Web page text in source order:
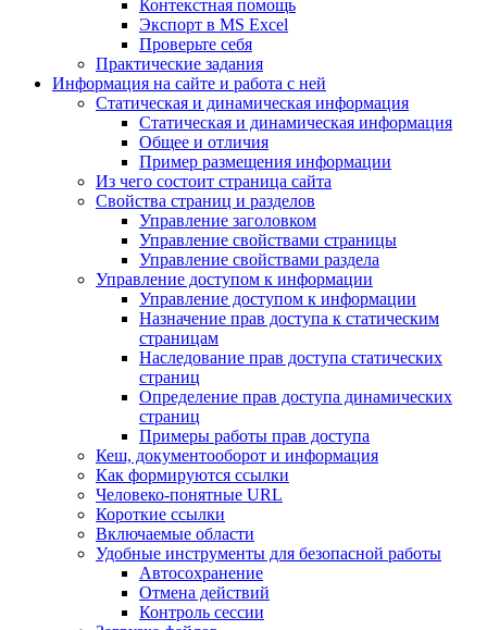
Контекстная помощь
Экспорт в MS Excel
Проверьте себя
Практические задания
Информация на сайте и работа с ней
Статическая и динамическая информация
Статическая и динамическая информация
Общее и отличия
Пример размещения информации
Из чего состоит страница сайта
Свойства страниц и разделов
Управление заголовком
Управление свойствами страницы
Управление свойствами раздела
Управление доступом к информации
Управление доступом к информации
Назначение прав доступа к статическим
страницам
Наследование прав доступа статических
страниц
Определение прав доступа динамических
страниц
Примеры работы прав доступа
Кеш, документооборот и информация
Как формируются ссылки
Человеко-понятные URL
Короткие ссылки
Включаемые области
Удобные инструменты для безопасной работы
Автосохранение
Отмена действий
Контроль сессии